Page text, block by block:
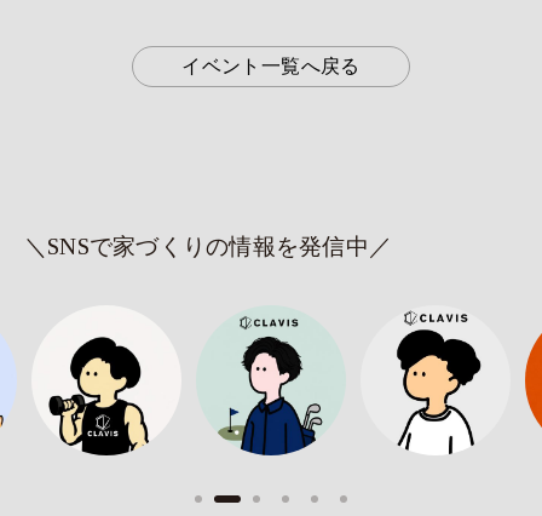
イベント一覧へ戻る
＼SNSで家づくりの情報を発信中／